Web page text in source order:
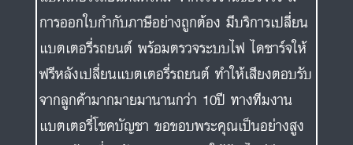
การออกใบกำกับภาษีอย่างถูกต้อง มีบริการเปลี่ยน
แบตเตอรี่รถยนต์ พร้อมตรวจระบบไฟ ไดชาร์จให้
ฟรีหลังเปลี่ยนแบตเตอรี่รถยนต์ ทำให้เสียงตอบรับ
จากลูกค้ามากมายมานานกว่า 10ปี ทางทีมงาน
แบตเตอรี่โชคบัญชา ขอขอบพระคุณเป็นอย่างสูง